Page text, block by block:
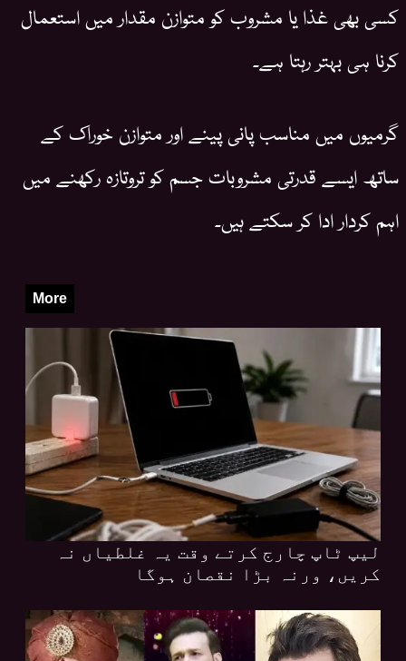
کسی بھی غذا یا مشروب کو متوازن مقدار میں استعمال
کرنا ہی بہتر رہتا ہے۔
گرمیوں میں مناسب پانی پینے اور متوازن خوراک کے
ساتھ ایسے قدرتی مشروبات جسم کو تروتازہ رکھنے میں
اہم کردار ادا کر سکتے ہیں۔
More
لیپ ٹاپ چارج کرتے وقت یہ غلطیاں نہ
کریں، ورنہ بڑا نقصان ہوگا